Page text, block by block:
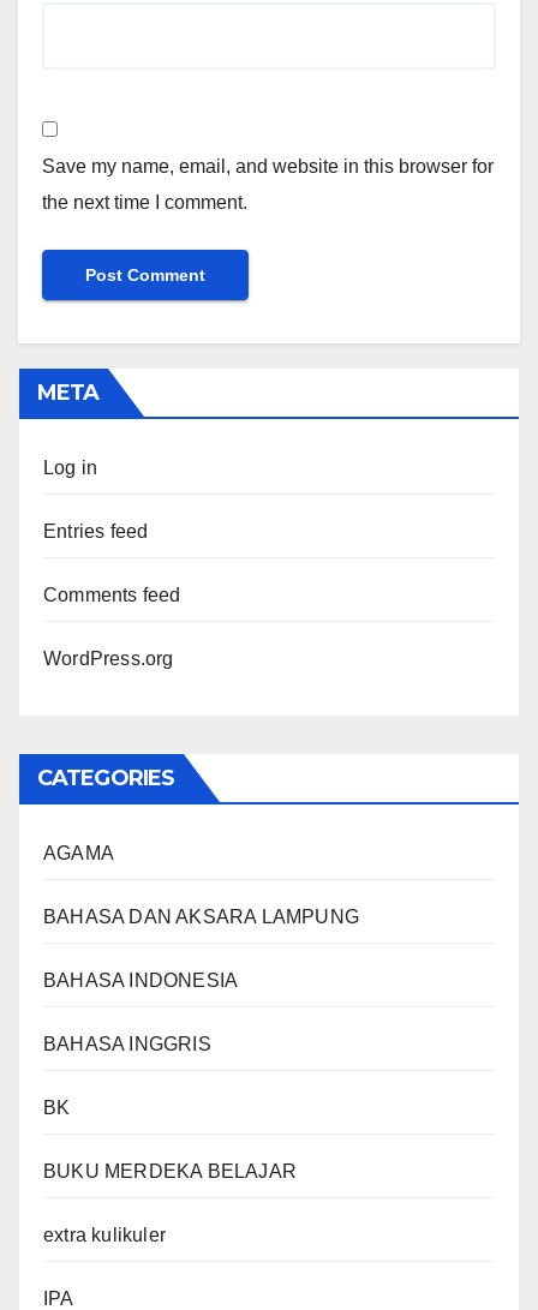
Save my name, email, and website in this browser for
the next time I comment.
META
Log in
Entries feed
Comments feed
WordPress.org
CATEGORIES
AGAMA
BAHASA DAN AKSARA LAMPUNG
BAHASA INDONESIA
BAHASA INGGRIS
BK
BUKU MERDEKA BELAJAR
extra kulikuler
IPA